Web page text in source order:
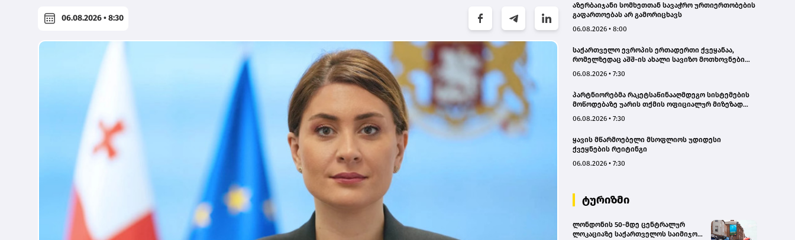
06.08.2026 • 8:30
აზერბაიჯანი სომხეთთან სავაჭრო ურთიერთობების
გაფართოებას არ გამორიცხავს
06.08.2026 • 8:00
საქართველო ევროპის ერთადერთი ქვეყანაა,
რომელზედაც აშშ-ის ახალი სავიზო მოთხოვნები
06.08.2026 • 7:30
პარტნიორებმა რაკეტსაწინააღმდეგო სისტემების
მოწოდებაზე უარის თქმის ოფიციალურ მიზეზად
დაასახელეს - ვოლოდიმირ ზელენსკი
06.08.2026 • 7:30
ყავის მწარმოებელი მსოფლიოს უდიდესი
ქვეყნების რეიტინგი
06.08.2026 • 7:30
ტურიზმი
ლონდონის 50-მდე ცენტრალურ
ლოკაციაზე საქართველოს საიმიჯო